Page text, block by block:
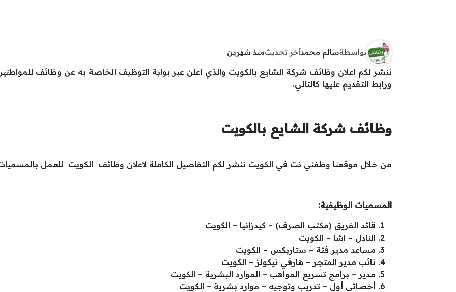
بواسطةسالم محمد آخر تحديثمنذ شهرين
ننشر لكم اعلان وظائف شركة الشايع بالكويت والذي اعلن عبر بوابة التوظيف الخاصة به عن وظائف
ورابط التقديم عليها كالتالي.
وظائف شركة الشايع بالكويت
من خلال موقعنا وظفني نت في الكويت ننشر لكم التفاصيل الكاملة لاعلان وظائف الكويت للعمل بالمسميات
المسميات الوظيفية:
قائد الفريق (مكتب الصرف) – كيدزانيا – الكويت
النادل – اشا – الكويت
مساعد مدير فئة – ستاربكس – الكويت
نائب مدير المتجر – هارفي نيكولز – الكويت
مدير – برامج تسريع المواهب – الموارد البشرية – الكويت
أخصائي أول – تدريب وتوجيه – موارد بشرية – الكويت